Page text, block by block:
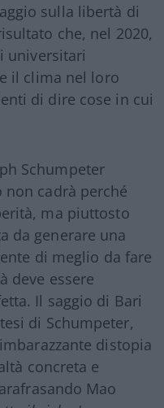
sulla libertà di
che, nel 2020,
universitari
il clima nel loro
di dire cose in cui
Schumpeter
cadrà perché
ma piuttosto
da generare una
di meglio da fare
deve essere
Il saggio di Bari
di Schumpeter,
distopia
concreta e
Mao